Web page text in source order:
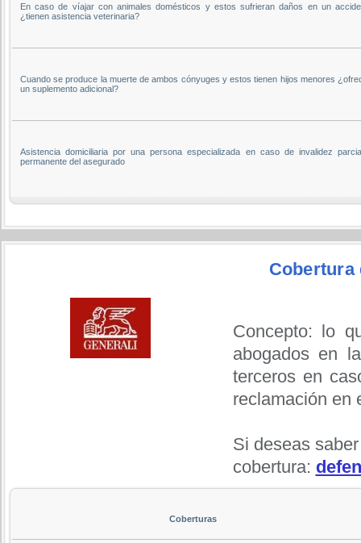
En caso de víajar con animales domésticos y estos sufrieran daños en un
¿tienen asistencia veterinaria?
Cuando se produce la muerte de ambos cónyuges y estos tienen hijos menores
un suplemento adicional?
Asistencia domiciliaria por una persona especializada en caso de invalidez
permanente del asegurado
Cobertura
Concepto: lo
abogados en
terceros en
reclamación en
Si deseas
cobertura:
Coberturas